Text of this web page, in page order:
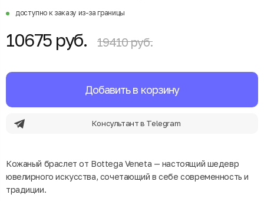
доступно к заказу из-за границы
10675 руб. 19410 руб.
Добавить в корзину
Консультант в Telegram
Кожаный браслет от Bottega Veneta — настоящий шедевр
ювелирного искусства, сочетающий в себе современность и
традиции.